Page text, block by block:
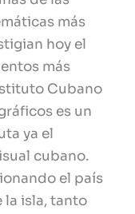
más
hoy el
más
Cubano
es un
ya el
cubano.
el país
la isla, tanto